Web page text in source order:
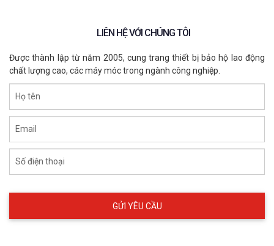
LIÊN HỆ VỚI CHÚNG TÔI
Được thành lập từ năm 2005, cung trang thiết bị bảo hộ lao động
chất lượng cao, các máy móc trong ngành công nghiệp.
Họ tên
Email
Số điện thoại